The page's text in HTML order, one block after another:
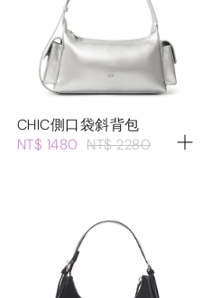
CHIC側口袋斜背包
NT$ 1480 NT$ 2280